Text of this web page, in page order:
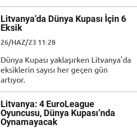
Litvanya’da Dünya Kupası İçin 6
Eksik
26/HAZ/23 11:28
Dünya Kupası yaklaşırken Litvanya'da
eksiklerin sayısı her geçen gün
artıyor.
Litvanya: 4 EuroLeague
Oyuncusu, Dünya Kupası’nda
Oynamayacak